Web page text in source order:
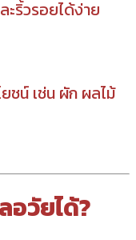
ะริ้วรอยได้ง่าย
ชน์ เช่น ผัก ผลไม้
อวัยได้?